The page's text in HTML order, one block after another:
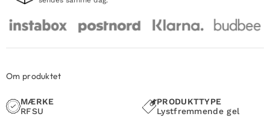
Om produktet
MÆRKE
RFSU
PRODUKTTYPE
Lystfremmende gel